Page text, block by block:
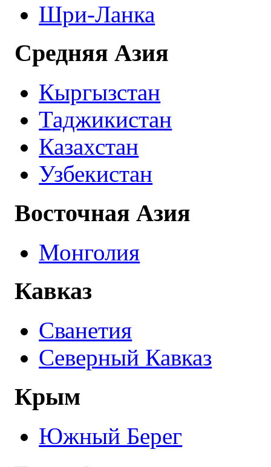
Шри-Ланка
Средняя Азия
Кыргызстан
Таджикистан
Казахстан
Узбекистан
Восточная Азия
Монголия
Кавказ
Сванетия
Северный Кавказ
Крым
Южный Берег